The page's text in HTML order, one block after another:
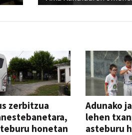
zerbitzua
honetan
Adunako
lehen
asteburu